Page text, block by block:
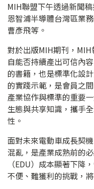
MIH聯盟下午透過新聞
恩智浦半導體台灣區業
曹彥飛等。
對於出版MIH期刊，
自能否持續產出可信內
的書籍，也是標準化設
的實踐示範，是會員之
產業協作與標準的重要
生態與共享知識，攜手
性。
面對未來電動車成長契
混亂，是產業成熟前的
（EDU）成本顯著下降
不便、難獲利的挑戰，